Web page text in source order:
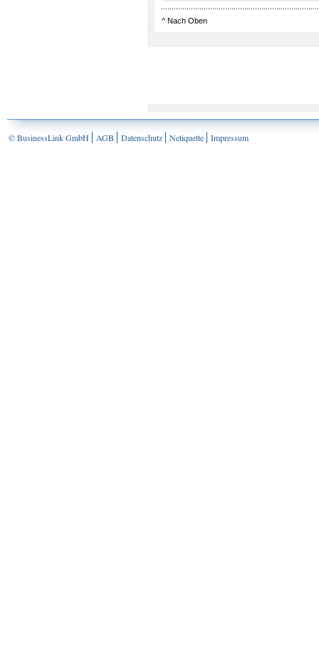
^ Nach Oben
© BusinessLink GmbH AGB Datenschutz Netiquette Impressum